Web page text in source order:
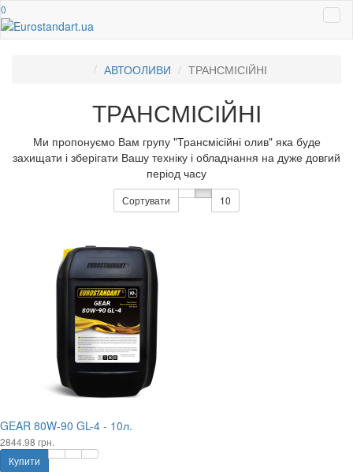
0
АВТООЛИВИ ТРАНСМІСІЙНІ
ТРАНСМІСІЙНІ
Ми пропонуємо Вам групу "Трансмісійні олив" яка буде
захищати і зберігати Вашу техніку і обладнання на дуже довгий
період часу
Сортувати 10
GEAR 80W-90 GL-4 - 10л.
2844.98 грн.
Купити